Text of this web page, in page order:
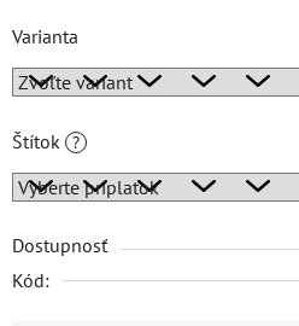
Varianta
Štítok ?
Dostupnosť
Kód: